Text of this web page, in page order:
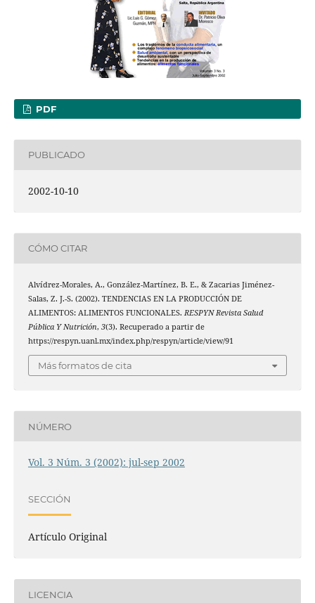
PDF
PUBLICADO
2002-10-10
CÓMO CITAR
Alvídrez-Morales, A., González-Martínez, B. E., & Zacarias Jiménez-
Salas, Z. J.-S. (2002). TENDENCIAS EN LA PRODUCCIÓN DE
ALIMENTOS: ALIMENTOS FUNCIONALES. RESPYN Revista Salud
Pública Y Nutrición, 3(3). Recuperado a partir de
https://respyn.uanl.mx/index.php/respyn/article/view/91
Más formatos de cita
NÚMERO
Vol. 3 Núm. 3 (2002): jul-sep 2002
SECCIÓN
Artículo Original
LICENCIA